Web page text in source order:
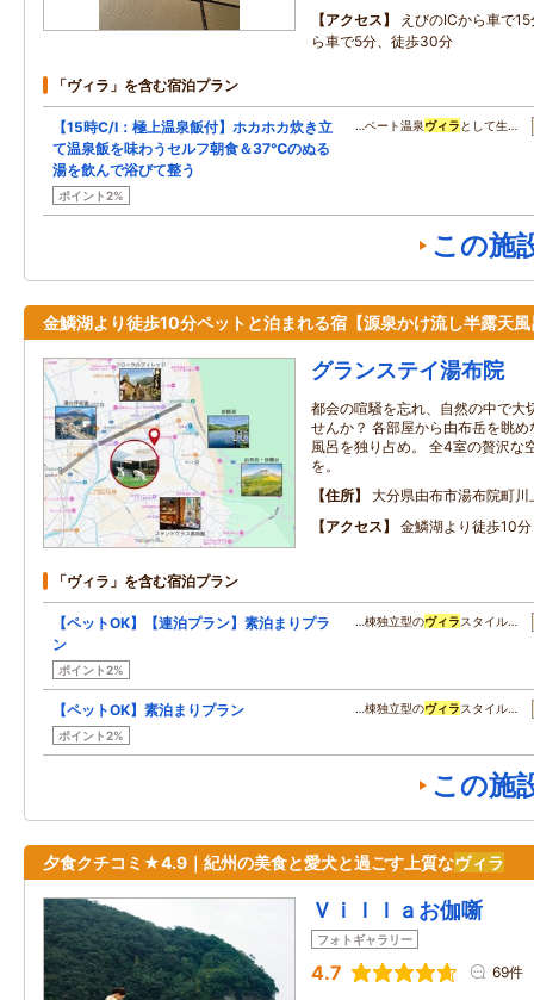
アクセス
えびのICから車で
ら車で5分、徒歩30分
「ヴィラ」を含む宿泊プラン
【15時C/I：極上温泉飯付】ホカホカ炊き立
て温泉飯を味わうセルフ朝食＆37℃のぬる
湯を飲んで浴びて整う
ポイント2%
…ベート温泉ヴィラ として生…
この施
金鱗湖より徒歩10分ペットと泊まれる宿【源泉かけ流し半露天
グランステイ湯布院
都会の喧騒を忘れ、自然の中で大
せんか？ 各部屋から由布岳を眺
風呂を独り占め。 全4室の贅沢な
を。
住所
大分県由布市湯布院町
アクセス
金鱗湖より徒歩10分
「ヴィラ」を含む宿泊プラン
【ペットOK】【連泊プラン】素泊まりプラ
ン
ポイント2%
…棟独立型のヴィラスタイル…
【ペットOK】素泊まりプラン
ポイント2%
…棟独立型のヴィラスタイル…
この施
夕食クチコミ★4.9｜紀州の美食と愛犬と過ごす上質なヴィラ
Ｖｉｌｌａお伽噺
フォトギャラリー
4.7 69件